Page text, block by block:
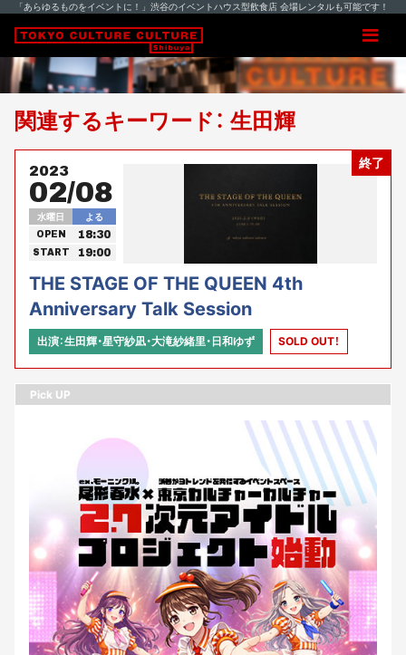
「あらゆるものをイベントに！」渋谷のイベントハウス型飲食店 会場レンタルも可能です！
関連するキーワード： 生田輝
終了
2023
02/08
水曜日 よる
OPEN 18:30
START 19:00
THE STAGE OF THE QUEEN 4th
Anniversary Talk Session
出演：生田輝・星守紗凪・大滝紗緒里・日和ゆず SOLD OUT！
Pick UP